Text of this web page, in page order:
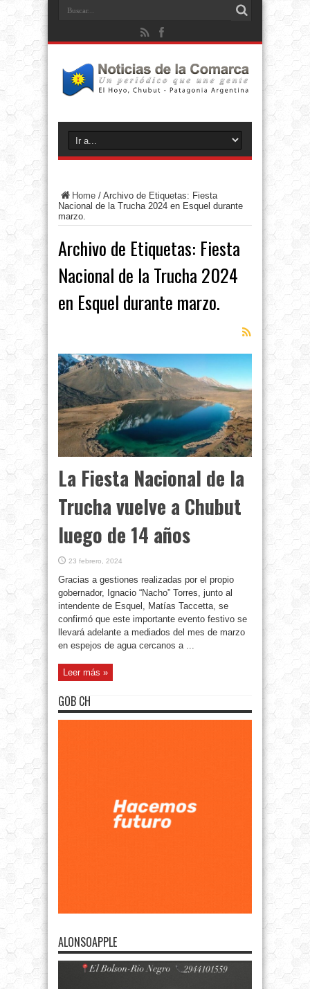
Home / Archivo de Etiquetas: Fiesta
Nacional de la Trucha 2024 en Esquel durante
marzo.
Archivo de Etiquetas: Fiesta
Nacional de la Trucha 2024
en Esquel durante marzo.
La Fiesta Nacional de la
Trucha vuelve a Chubut
luego de 14 años
23 febrero, 2024
Gracias a gestiones realizadas por el propio
gobernador, Ignacio “Nacho” Torres, junto al
intendente de Esquel, Matías Taccetta, se
confirmó que este importante evento festivo se
llevará adelante a mediados del mes de marzo
en espejos de agua cercanos a ...
Leer más »
GOB CH
ALONSOAPPLE